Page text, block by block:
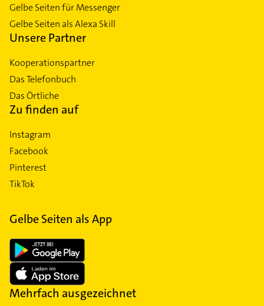
Gelbe Seiten für Messenger
Gelbe Seiten als Alexa Skill
Unsere Partner
Kooperationspartner
Das Telefonbuch
Das Örtliche
Zu finden auf
Instagram
Facebook
Pinterest
TikTok
Gelbe Seiten als App
Mehrfach ausgezeichnet